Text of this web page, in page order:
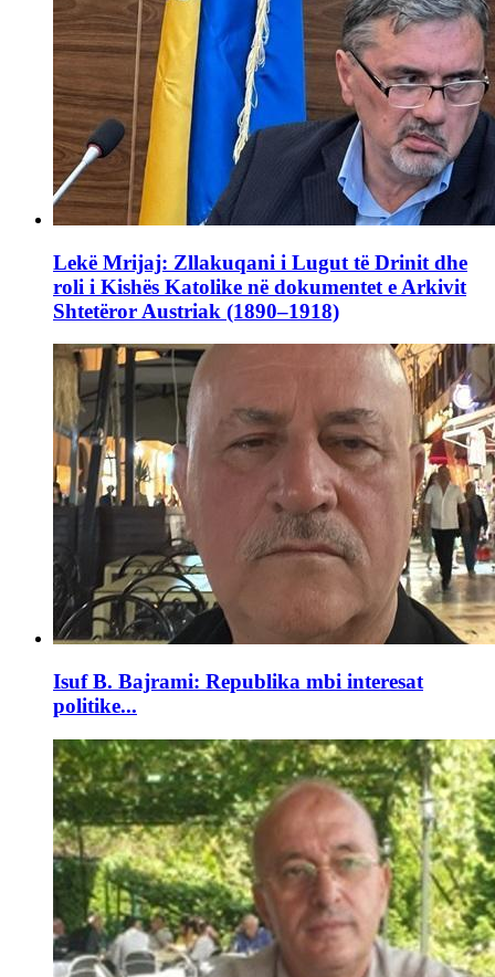
Lekë Mrijaj: Zllakuqani i Lugut të Drinit dhe
roli i Kishës Katolike në dokumentet e Arkivit
Shtetëror Austriak (1890–1918)
Isuf B. Bajrami: Republika mbi interesat
politike...